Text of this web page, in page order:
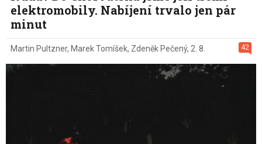
elektromobily. Nabíjení trvalo jen pár
minut
42
Martin Pultzner, Marek Tomíšek, Zdeněk Pečený, 2. 8.